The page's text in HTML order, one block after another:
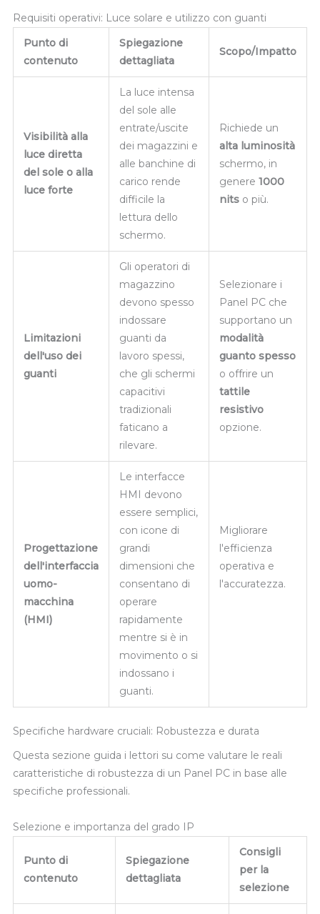
Requisiti operativi: Luce solare e utilizzo con guanti
Punto di
contenuto
Spiegazione
dettagliata
Scopo/Impatto
Visibilità alla
luce diretta
del sole o alla
luce forte
La luce intensa
del sole alle
entrate/uscite
dei magazzini e
alle banchine di
carico rende
difficile la
lettura dello
schermo.
Richiede un
alta luminosità
schermo, in
genere 1000
nits o più.
Limitazioni
dell'uso dei
guanti
Gli operatori di
magazzino
devono spesso
indossare
guanti da
lavoro spessi,
che gli schermi
capacitivi
tradizionali
faticano a
rilevare.
Selezionare i
Panel PC che
supportano un
modalità
guanto spesso
o offrire un
tattile
resistivo
opzione.
Progettazione
dell'interfaccia
uomo-
macchina
(HMI)
Le interfacce
HMI devono
essere semplici,
con icone di
grandi
dimensioni che
consentano di
operare
rapidamente
mentre si è in
movimento o si
indossano i
guanti.
Migliorare
l'efficienza
operativa e
l'accuratezza.
Specifiche hardware cruciali: Robustezza e durata
Questa sezione guida i lettori su come valutare le reali
caratteristiche di robustezza di un Panel PC in base alle
specifiche professionali.
Selezione e importanza del grado IP
Punto di
contenuto
Spiegazione
dettagliata
Consigli
per la
selezione